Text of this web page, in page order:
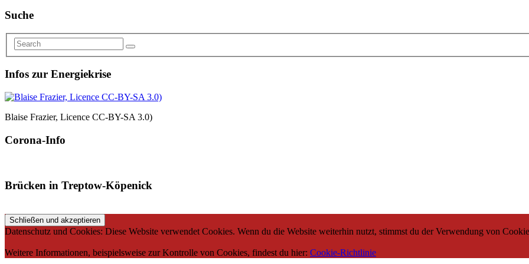
Suche
Infos zur Energiekrise
Blaise Frazier, Licence CC-BY-SA 3.0)
Corona-Info
Brücken in Treptow-Köpenick
Datenschutz und Cookies: Diese Website verwendet Cookies. Wenn du die Website weiterhin nutzt, stimmst du der Verwendung von
Weitere Informationen, beispielsweise zur Kontrolle von Cookies, findest du hier: Cookie-Richtlinie